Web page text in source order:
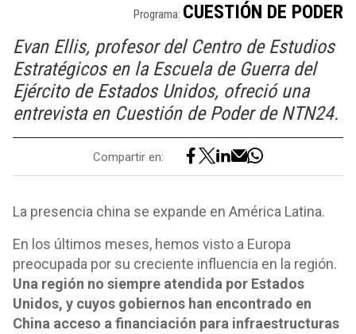
Programa: CUESTIÓN DE PODER
Evan Ellis, profesor del Centro de Estudios
Estratégicos en la Escuela de Guerra del
Ejército de Estados Unidos, ofreció una
entrevista en Cuestión de Poder de NTN24.
Compartir en:
La presencia china se expande en América Latina.
En los últimos meses, hemos visto a Europa
preocupada por su creciente influencia en la región.
Una región no siempre atendida por Estados
Unidos, y cuyos gobiernos han encontrado en
China acceso a financiación para infraestructuras